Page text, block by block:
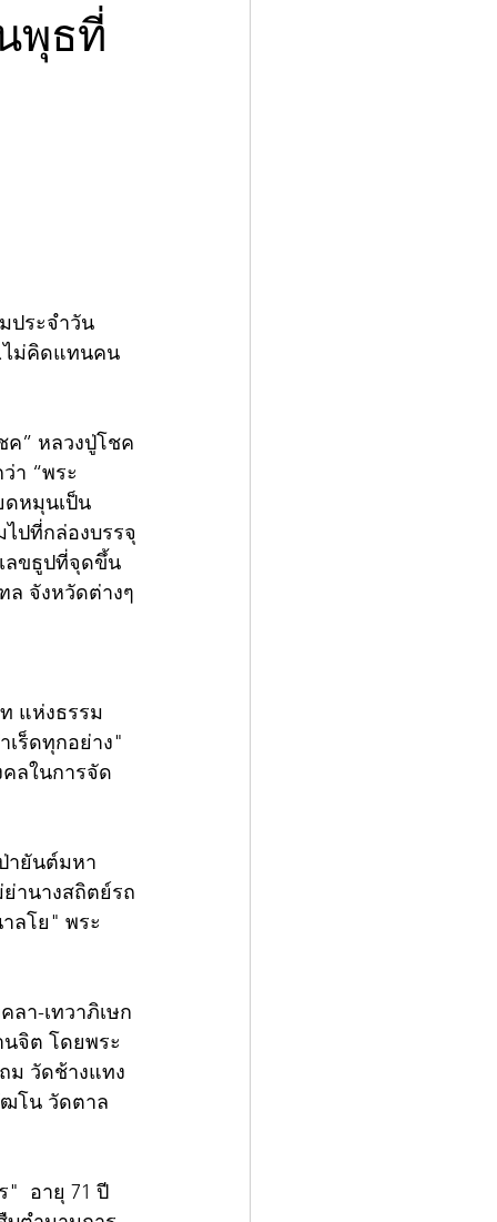
พุธที่
ประจำวัน
ไม่คิดแทนคน
ค” หลวงปู่โชค
า “พระ
หมุนเป็น
ปที่กล่องบรรจุ
ลขธูปที่จุดขึ้น
ล จังหวัดต่างๆ
แห่งธรรม
ร็ดทุกอย่าง"
ลในการจัด
ายันต์มหา
านางสถิตย์รถ
ลโย" พระ
า-เทวาภิเษก
นจิต โดยพระ
ม วัดช้างแทง
โน วัดตาล